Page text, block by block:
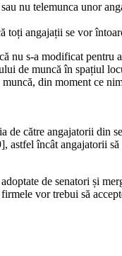
nu telemunca unor
toți angajații se vor
nu s-a modificat pentru
de muncă în spațiul
din moment ce
de către angajatorii din
astfel încât angajatorii
de senatori și
vor trebui să